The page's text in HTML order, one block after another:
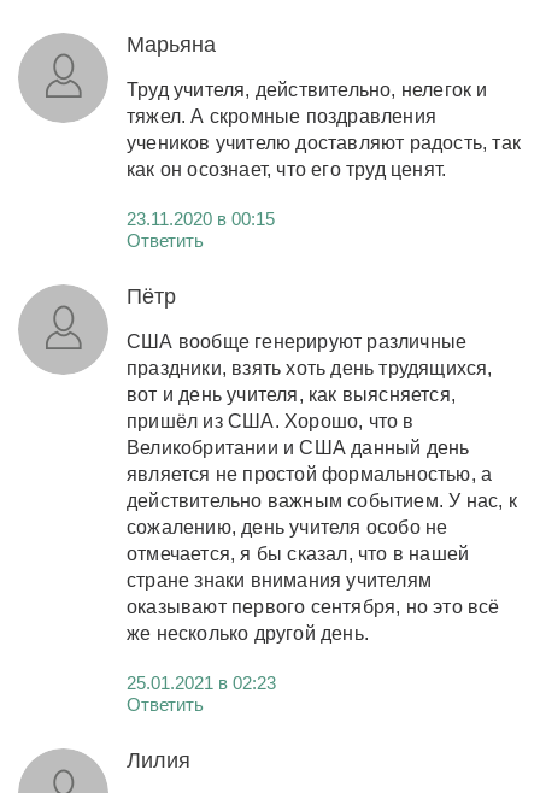
Марьяна
Труд учителя, действительно, нелегок и
тяжел. А скромные поздравления
учеников учителю доставляют радость, так
как он осознает, что его труд ценят.
23.11.2020 в 00:15
Ответить
Пётр
США вообще генерируют различные
праздники, взять хоть день трудящихся,
вот и день учителя, как выясняется,
пришёл из США. Хорошо, что в
Великобритании и США данный день
является не простой формальностью, а
действительно важным событием. У нас, к
сожалению, день учителя особо не
отмечается, я бы сказал, что в нашей
стране знаки внимания учителям
оказывают первого сентября, но это всё
же несколько другой день.
25.01.2021 в 02:23
Ответить
Лилия